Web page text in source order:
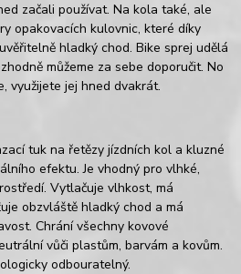
začali používat. Na kola také, ale
opakovacích kulovnic, které díky
hladký chod. Bike sprej udělá
můžeme za sebe doporučit. No
využijete jej hned dvakrát.
tuk na řetězy jízdních kol a kluzné
efektu. Je vhodný pro vlhké,
Vytlačuje vlhkost, má
obzvláště hladký chod a má
Chrání všechny kovové
vůči plastům, barvám a kovům.
odbouratelný.